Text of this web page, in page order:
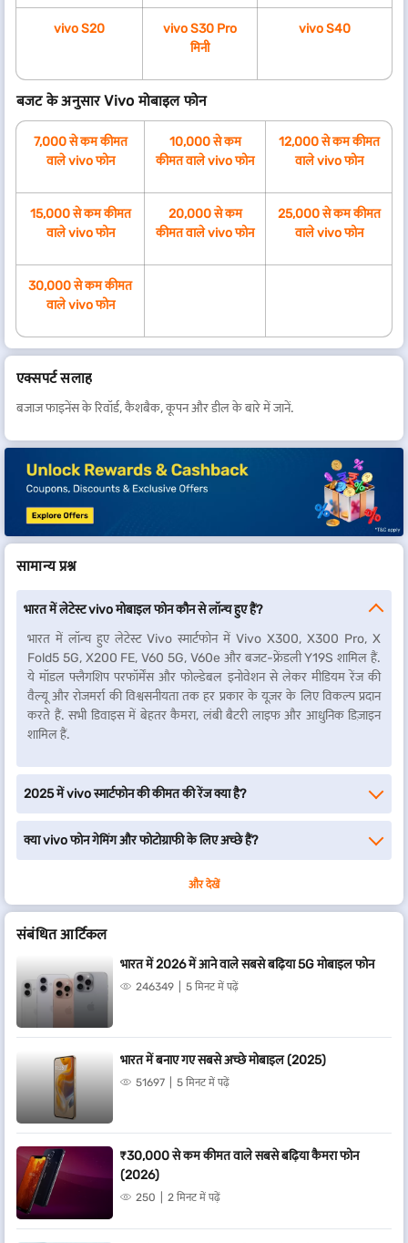
vivo S20
vivo S30 Pro
मिनी
vivo S40
बजट के अनुसार Vivo मोबाइल फोन
7,000 से कम कीमत
वाले vivo फोन
10,000 से कम
कीमत वाले vivo फोन
12,000 से कम कीमत
वाले vivo फोन
15,000 से कम कीमत
वाले vivo फोन
20,000 से कम
कीमत वाले vivo फोन
25,000 से कम कीमत
वाले vivo फोन
30,000 से कम कीमत
वाले vivo फोन
एक्सपर्ट सलाह
बजाज फाइनेंस के रिवॉर्ड, कैशबैक, कूपन और डील के बारे में जानें.
सामान्य प्रश्न
भारत में लेटेस्ट vivo मोबाइल फोन कौन से लॉन्च हुए हैं?
भारत में लॉन्च हुए लेटेस्ट Vivo स्मार्टफोन में Vivo X300, X300 Pro, X
Fold5 5G, X200 FE, V60 5G, V60e और बजट-फ्रेंडली Y19S शामिल हैं.
ये मॉडल फ्लैगशिप परफॉर्मेंस और फोल्डेबल इनोवेशन से लेकर मीडियम रेंज की
वैल्यू और रोजमर्रा की विश्वसनीयता तक हर प्रकार के यूज़र के लिए विकल्प प्रदान
करते हैं. सभी डिवाइस में बेहतर कैमरा, लंबी बैटरी लाइफ और आधुनिक डिज़ाइन
शामिल हैं.
2025 में vivo स्मार्टफोन की कीमत की रेंज क्या है?
क्या vivo फोन गेमिंग और फोटोग्राफी के लिए अच्छे हैं?
और देखें
संबंधित आर्टिकल
भारत में 2026 में आने वाले सबसे बढ़िया 5G मोबाइल फोन
246349 5 मिनट में पढ़ें
भारत में बनाए गए सबसे अच्छे मोबाइल (2025)
51697 5 मिनट में पढ़ें
₹30,000 से कम कीमत वाले सबसे बढ़िया कैमरा फोन
(2026)
250 2 मिनट में पढ़ें